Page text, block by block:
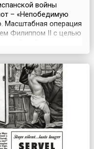
войны
– «Непобедимую
Масштабная операция
Филиппом II с целью
130 больших и